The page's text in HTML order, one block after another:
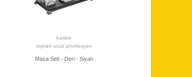
baskılı
toptan ucuz promosyon
Masa Seti - Deri - Siyah